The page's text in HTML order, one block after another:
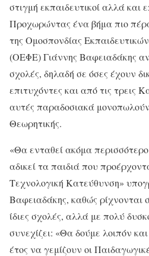
στιγμή εκπαιδευτικοί αλλά και
Προχωρώντας ένα βήμα πιο
της Ομοσπονδίας
(ΟΕΦΕ) Γιάννης Βαφειαδάκης
σχολές, δηλαδή σε όσες έχουν
επιτυχόντες και από τις τρεις
αυτές παραδοσιακά μονοπωλούν
Θεωρητικής.
«Θα ενταθεί ακόμα
αδικεί τα παιδιά που
Τεχνολογική Κατεύθυνση»
Βαφειαδάκης, καθώς ρίχνονται
ίδιες σχολές, αλλά με πολύ
συνεχίζει: «Θα δούμε λοιπόν
έτος να γεμίζουν οι